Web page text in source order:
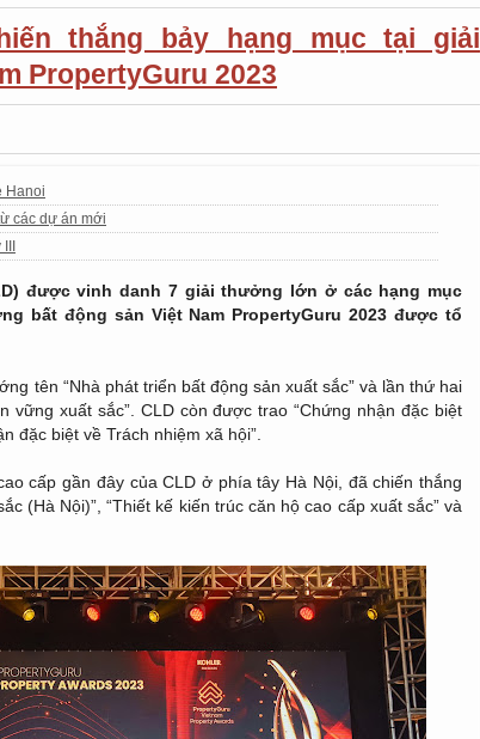
thắng bảy hạng mục tại giải
PropertyGuru 2023
Hanoi
các dự án mới
được vinh danh 7 giải thưởng lớn ở các hạng mục
bất động sản Việt Nam PropertyGuru 2023 được tổ
tên “Nhà phát triển bất động sản xuất sắc” và lần thứ hai
vững xuất sắc”. CLD còn được trao “Chứng nhận đặc biệt
đặc biệt về Trách nhiệm xã hội”.
cấp gần đây của CLD ở phía tây Hà Nội, đã chiến thắng
(Hà Nội)”, “Thiết kế kiến trúc căn hộ cao cấp xuất sắc” và